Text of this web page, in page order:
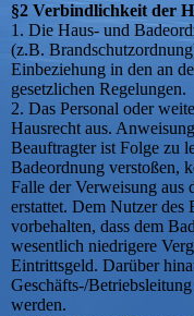
§2 Verbindlichkeit der
1. Die Haus- und
(z.B.
Einbeziehung in den an
gesetzlichen Regelungen.
2. Das Personal oder
Hausrecht aus.
Beauftragter ist Folge zu
Badeordnung verstoßen,
Falle der Verweisung aus
erstattet. Dem Nutzer des
vorbehalten, dass dem
wesentlich niedrigere
Eintrittsgeld. Darüber
Geschäfts-/
werden.